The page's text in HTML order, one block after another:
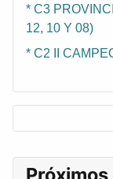
* C3
12, 10 Y 08)
* C2 II